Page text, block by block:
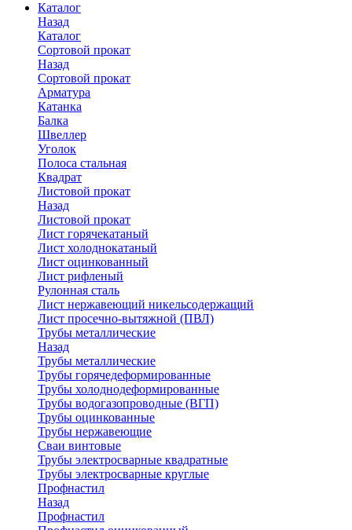
Каталог
Назад
Каталог
Сортовой прокат
Назад
Сортовой прокат
Арматура
Катанка
Балка
Швеллер
Уголок
Полоса стальная
Квадрат
Листовой прокат
Назад
Листовой прокат
Лист горячекатаный
Лист холоднокатаный
Лист оцинкованный
Лист рифленый
Рулонная сталь
Лист нержавеющий никельсодержащий
Лист просечно-вытяжной (ПВЛ)
Трубы металлические
Назад
Трубы металлические
Трубы горячедеформированные
Трубы холоднодеформированные
Трубы водогазопроводные (ВГП)
Трубы оцинкованные
Трубы нержавеющие
Сваи винтовые
Трубы электросварные квадратные
Трубы электросварные круглые
Профнастил
Назад
Профнастил